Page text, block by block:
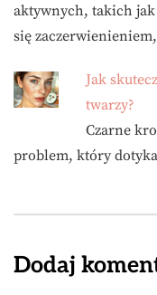
aktywnych, takich
się
Jak
twarzy?
Czarne
problem, który
Dodaj